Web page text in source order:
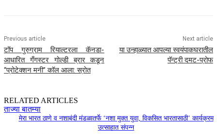
Previous article
टॉप गुरुग्राम रियाल्टरला कॅनडा-
आधारित गँगस्टर गोल्डी ब्रार कडून
“प्रोटेक्शन मनी” कॉल आला: स्रोत
Next article
या उन्हाळ्यात आपल्या स्वयंपाकघरातील
पॅन्ट्री दमट-प्रोफ
RELATED ARTICLES
ताज्या बातम्या
मेरा भारत ठाणे व नशाबंदी मंडळातर्फे ‘नशा मुक्त युवा, विकसित भारतासाठी’ कार्यक्रम
उत्साहात संपन्न